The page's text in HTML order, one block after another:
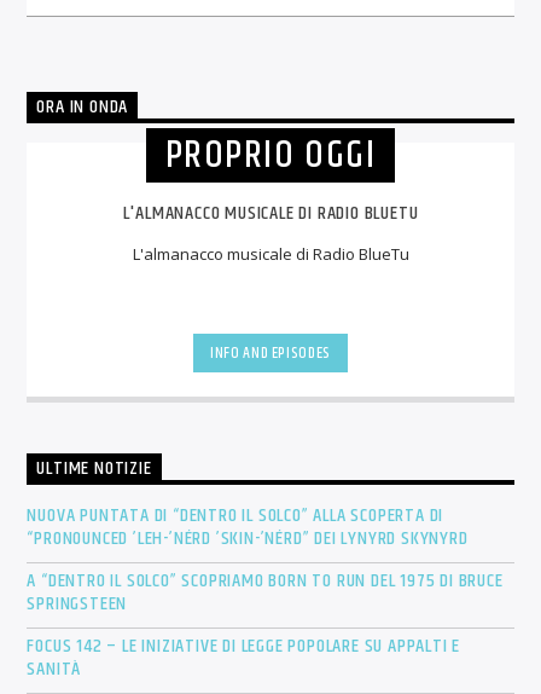
ORA IN ONDA
PROPRIO OGGI
L'ALMANACCO MUSICALE DI RADIO BLUETU
L'almanacco musicale di Radio BlueTu
INFO AND EPISODES
ULTIME NOTIZIE
NUOVA PUNTATA DI “DENTRO IL SOLCO” ALLA SCOPERTA DI
“PRONOUNCED ’LEH-’NÉRD ’SKIN-’NÉRD” DEI LYNYRD SKYNYRD
A “DENTRO IL SOLCO” SCOPRIAMO BORN TO RUN DEL 1975 DI BRUCE
SPRINGSTEEN
FOCUS 142 – LE INIZIATIVE DI LEGGE POPOLARE SU APPALTI E
SANITÀ